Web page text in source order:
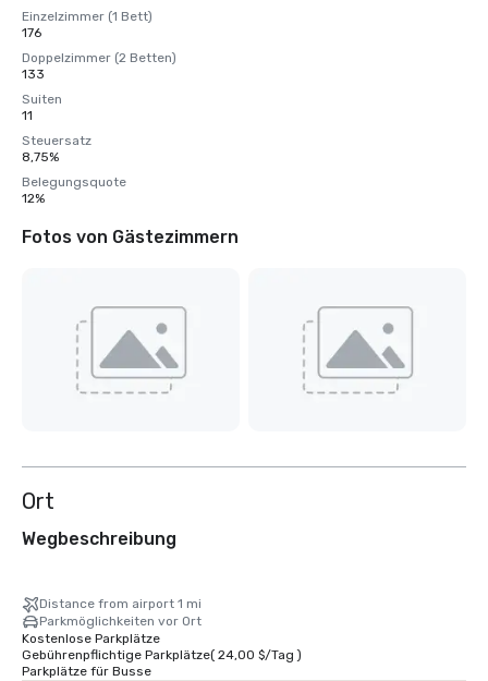
Einzelzimmer (1 Bett)
176
Doppelzimmer (2 Betten)
133
Suiten
11
Steuersatz
8,75%
Belegungsquote
12%
Fotos von Gästezimmern
Ort
Wegbeschreibung
Distance from airport 1 mi
Parkmöglichkeiten vor Ort
Kostenlose Parkplätze
Gebührenpflichtige Parkplätze( 24,00 $/Tag )
Parkplätze für Busse